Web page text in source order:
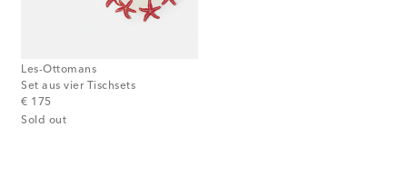
Les-Ottomans
Set aus vier Tischsets
€ 175
original price
Sold out